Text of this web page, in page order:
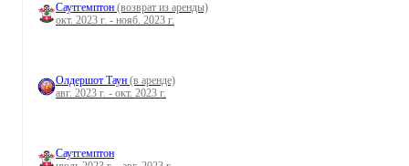
Саутгемптон (возврат из аренды)
окт. 2023 г. - нояб. 2023 г.
Олдершот Таун (в аренде)
авг. 2023 г. - окт. 2023 г.
Саутгемптон